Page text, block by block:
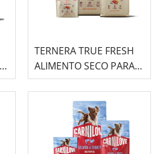
TERNERA TRUE FRESH
ALIMENTO SECO PARA
PERROS ADULTOS
CARNILOVE